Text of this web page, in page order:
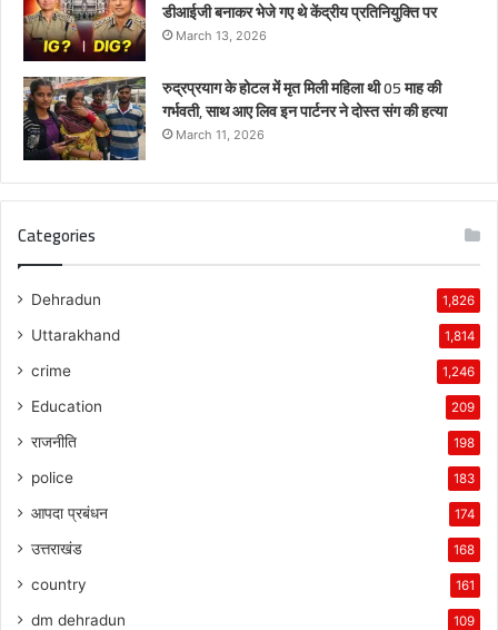
डीआईजी बनाकर भेजे गए थे केंद्रीय प्रतिनियुक्ति पर
March 13, 2026
रुद्रप्रयाग के होटल में मृत मिली महिला थी 05 माह की
गर्भवती, साथ आए लिव इन पार्टनर ने दोस्त संग की हत्या
March 11, 2026
Categories
Dehradun 1,826
Uttarakhand 1,814
crime 1,246
Education 209
राजनीति 198
police 183
आपदा प्रबंधन 174
उत्तराखंड 168
country 161
dm dehradun 109